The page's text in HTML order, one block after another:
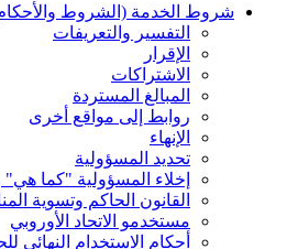
شروط الخدمة (الشروط
التفسير والتعريفات
الإقرار
الاشتراكات
المبالغ المستردة
روابط إلى مواقع أخرى
الإنهاء
تحديد المسؤولية
إخلاء المسؤولية "كما
القانون الحاكم وتسوية
مستخدمو الاتحاد الأوروبي
أحكام الاستخدام النهائي